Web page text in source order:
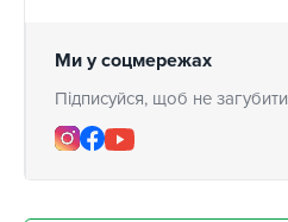
Ми у соцмережах
Підписуйся, щоб не загубити